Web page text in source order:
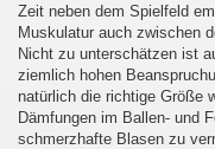
Zeit neben dem Spielfeld
Muskulatur auch zwischen
Nicht zu unterschätzen ist
ziemlich hohen
natürlich die richtige Größe
Dämfungen im Ballen- und
schmerzhafte Blasen zu